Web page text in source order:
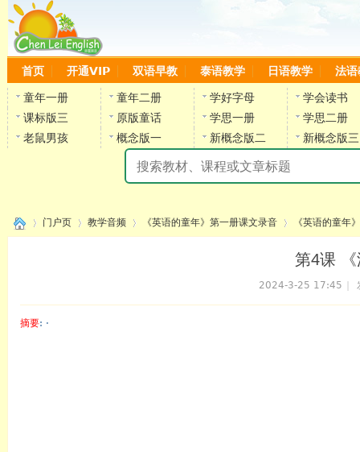
首页 开通VIP 双语早教 泰语教学 日语教学 法语
童年一册 童年二册 学好字母
学会读书
课标版三
原版童话 学思一册
学思二册
老鼠男孩
概念版一 新概念版二 新概念版三
门户页 教学音频 《英语的童年》第一册课文录音 《英语的童年
第4课
2024-3-25 17:45
摘要: ·